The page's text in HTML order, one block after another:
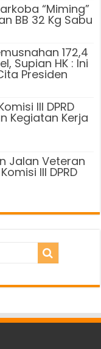
“Miming”
BB 32 Kg Sabu
172,4
Supian HK : Ini
Presiden
III DPRD
Kegiatan Kerja
Jalan Veteran
III DPRD